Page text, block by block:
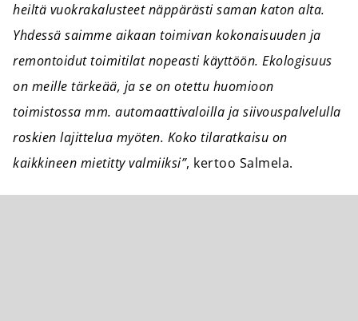
heiltä vuokrakalusteet näppärästi saman katon alta.
Yhdessä saimme aikaan toimivan kokonaisuuden ja
remontoidut toimitilat nopeasti käyttöön. Ekologisuus
on meille tärkeää, ja se on otettu huomioon
toimistossa mm. automaattivaloilla ja siivouspalvelulla
roskien lajittelua myöten. Koko tilaratkaisu on
kaikkineen mietitty valmiiksi”, kertoo Salmela.